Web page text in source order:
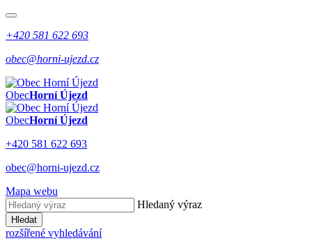
+420 581 622 693
obec@horni-ujezd.cz
ObecHorní Újezd
ObecHorní Újezd
+420 581 622 693
obec@horni-ujezd.cz
Mapa webu
Hledaný výraz
Hledat
rozšířené vyhledávání